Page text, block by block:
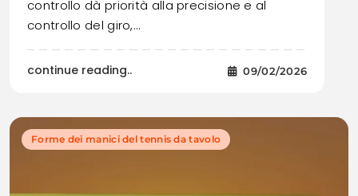
controllo dà priorità alla precisione e al
controllo del giro,…
continue reading.. 09/02/2026
Forme dei manici del tennis da tavolo